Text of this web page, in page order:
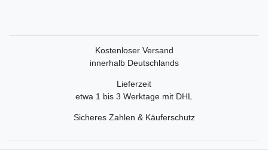
Kostenloser Versand
innerhalb Deutschlands
Lieferzeit
etwa 1 bis 3 Werktage mit DHL
Sicheres Zahlen & Käuferschutz